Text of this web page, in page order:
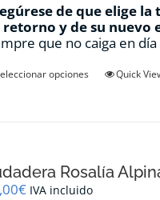
de que elige
retorno y de su nuevo
que no caiga en
opciones
Este
opciones
Quick
Rosalía
€ IVA incluido